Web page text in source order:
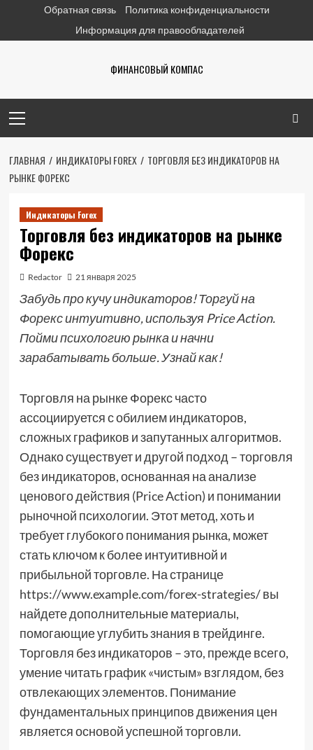
содержимому
Обратная связь
Политика конфиденциальности
Информация для правообладателей
ФИНАНСОВЫЙ КОМПАС
меню
ГЛАВНАЯ ИНДИКАТОРЫ FOREX
ТОРГОВЛЯ БЕЗ ИНДИКАТОРОВ НА
РЫНКЕ ФОРЕКС
Индикаторы Forex
Торговля без индикаторов на рынке
Форекс
Redactor 21 января 2025
Забудь про кучу индикаторов! Торгуй на
Форекс интуитивно, используя Price Action.
Пойми психологию рынка и начни
зарабатывать больше. Узнай как!
Торговля на рынке Форекс часто
ассоциируется с обилием индикаторов,
сложных графиков и запутанных алгоритмов.
Однако существует и другой подход – торговля
без индикаторов, основанная на анализе
ценового действия (Price Action) и понимании
рыночной психологии. Этот метод, хоть и
требует глубокого понимания рынка, может
стать ключом к более интуитивной и
прибыльной торговле. На странице
https://www.example.com/forex-strategies/ вы
найдете дополнительные материалы,
помогающие углубить знания в трейдинге.
Торговля без индикаторов – это, прежде всего,
умение читать график «чистым» взглядом, без
отвлекающих элементов. Понимание
фундаментальных принципов движения цен
является основой успешной торговли.